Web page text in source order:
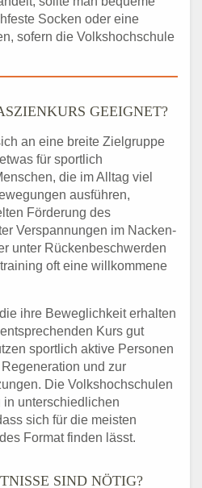
Socken oder eine
sofern die Volkshochschule
GEEIGNET?
an eine breite Zielgruppe
für sportlich
die im Alltag viel
ausführen,
Förderung des
Verspannungen im Nacken-
unter Rückenbeschwerden
oft eine willkommene
ihre Beweglichkeit erhalten
Kurs gut
sportlich aktive Personen
und zur
Die Volkshochschulen
in unterschiedlichen
sich für die meisten
Format finden lässt.
SIND NÖTIG?